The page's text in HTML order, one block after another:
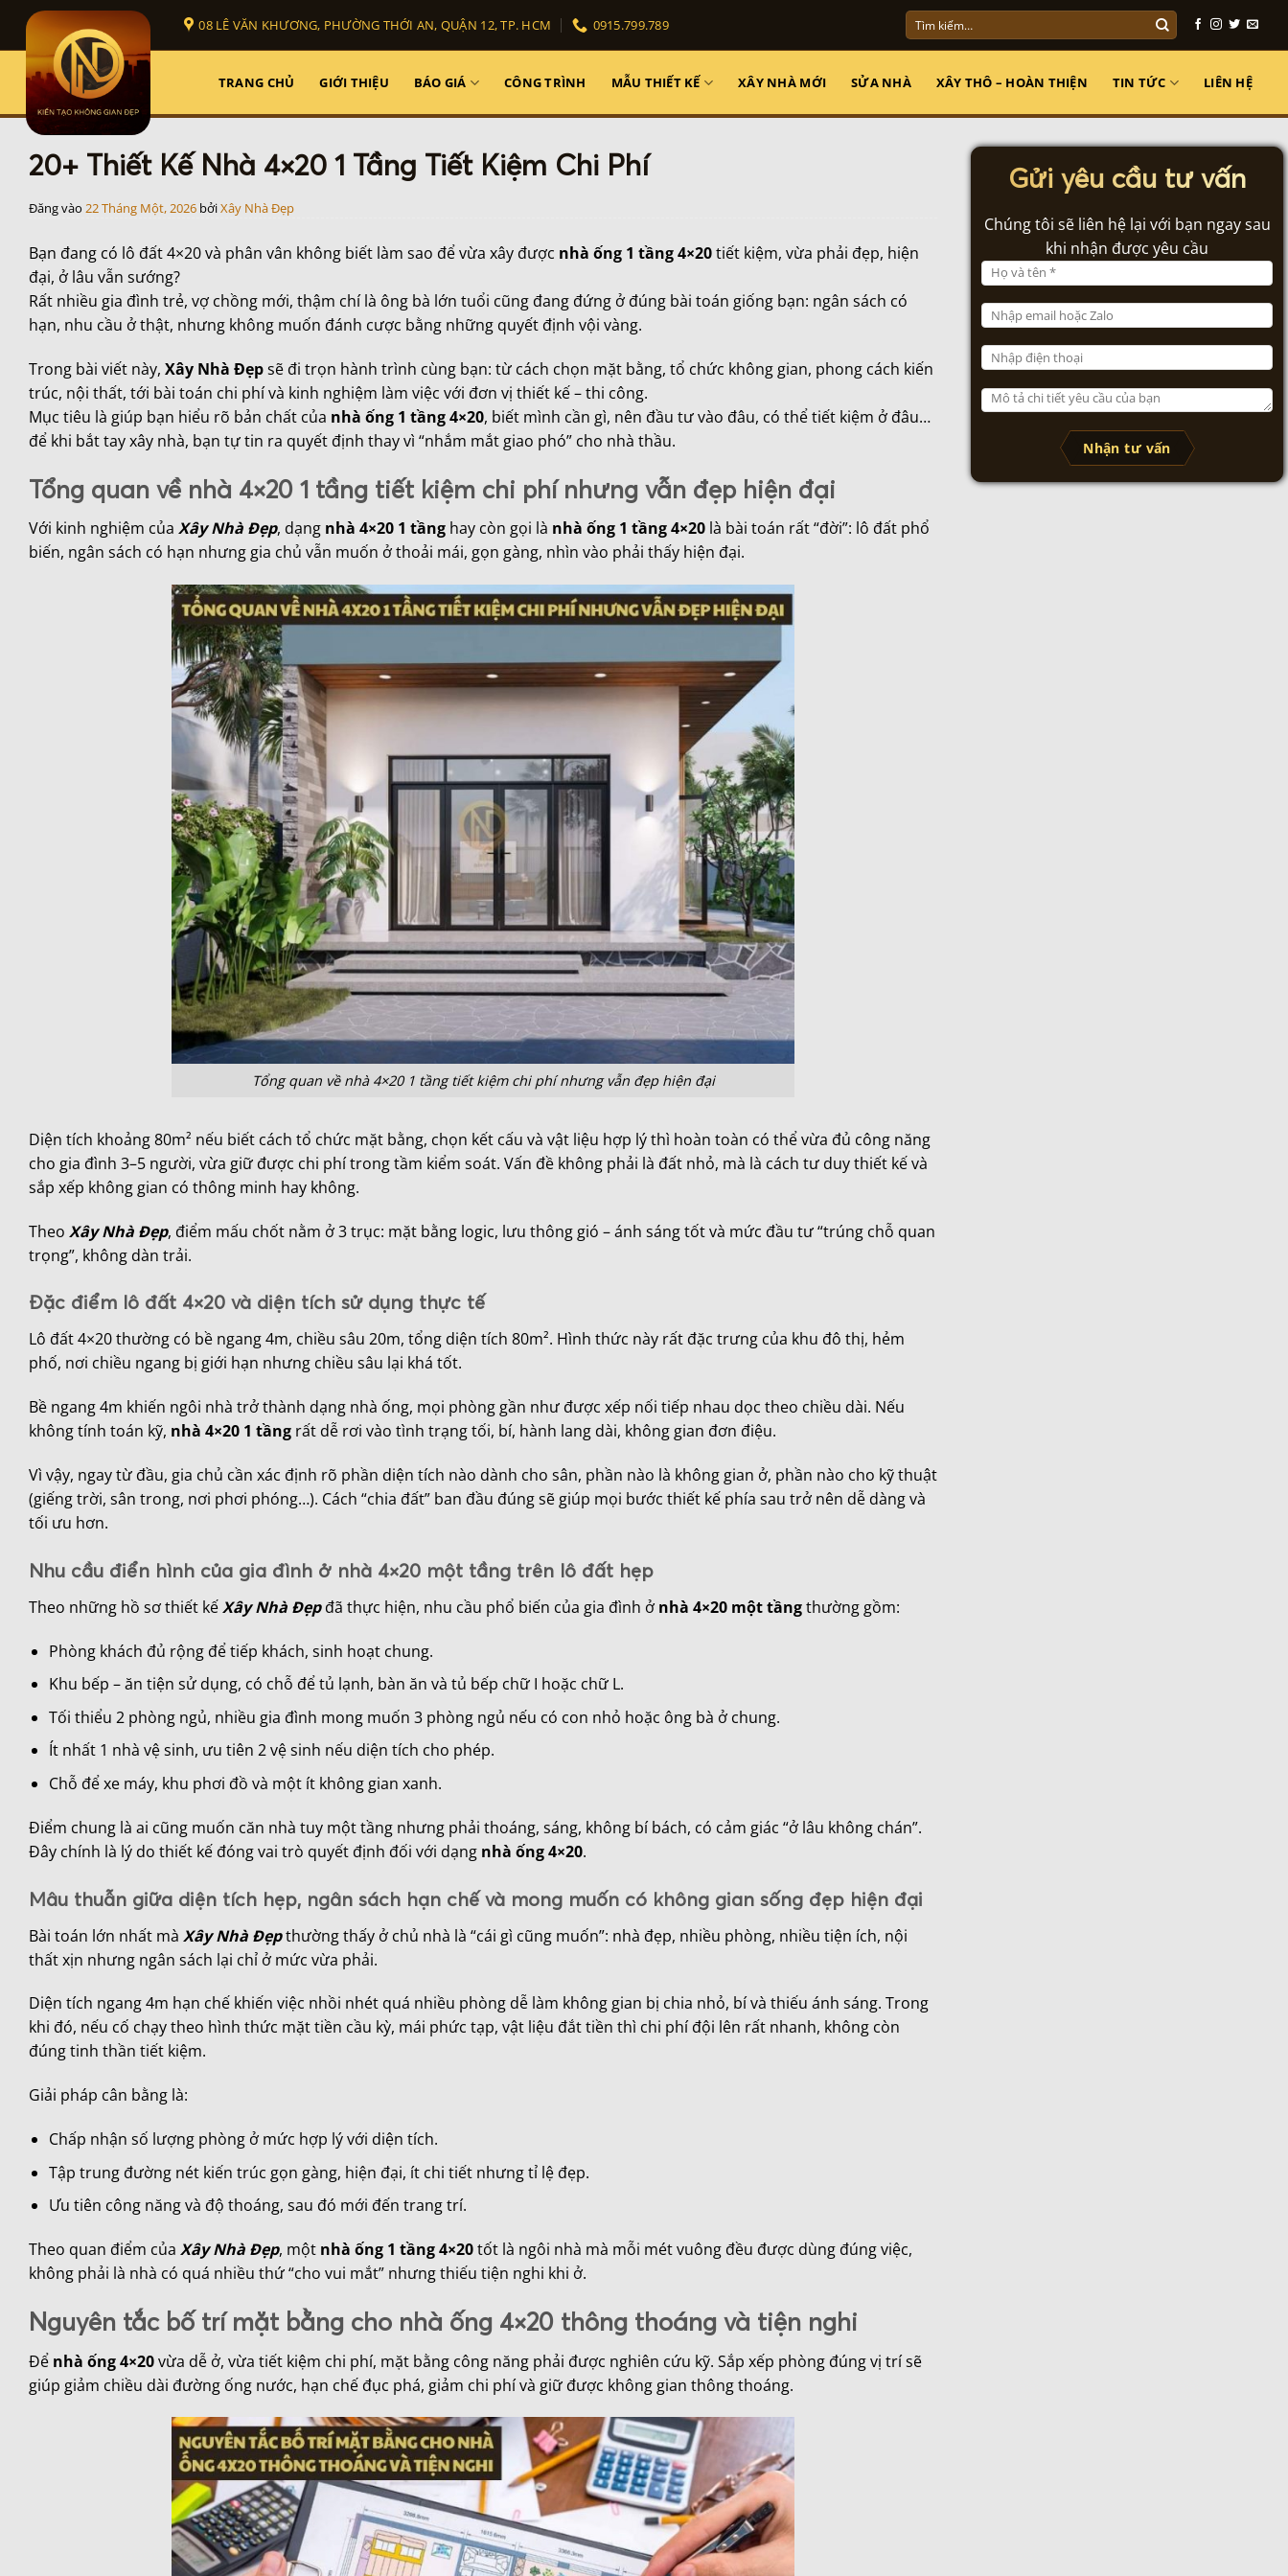
qua
dung
08 LÊ VĂN KHƯƠNG, PHƯỜNG THỚI AN, QUẬN 12, TP. HCM 0915.799.789
Tìm
kiếm:
TRANG CHỦ GIỚI THIỆU BÁO GIÁ CÔNG TRÌNH MẪU THIẾT KẾ XÂY NHÀ MỚI SỬA NHÀ XÂY THÔ – HOÀN THIỆN TIN TỨC LIÊN HỆ
20+ Thiết Kế Nhà 4×20 1 Tầng Tiết Kiệm Chi Phí
Đăng vào 22 Tháng Một, 2026 bởiXây Nhà Đẹp
Bạn đang có lô đất 4×20 và phân vân không biết làm sao để vừa xây được nhà ống 1 tầng 4×20tiết kiệm, vừa phải đẹp, hiện
đại, ở lâu vẫn sướng?
Rất nhiều gia đình trẻ, vợ chồng mới, thậm chí là ông bà lớn tuổi cũng đang đứng ở đúng bài toán giống bạn: ngân sách có
hạn, nhu cầu ở thật, nhưng không muốn đánh cược bằng những quyết định vội vàng.
Trong bài viết này, Xây Nhà Đẹpsẽ đi trọn hành trình cùng bạn: từ cách chọn mặt bằng, tổ chức không gian, phong cách kiến
trúc, nội thất, tới bài toán chi phí và kinh nghiệm làm việc với đơn vị thiết kế – thi công.
Mục tiêu là giúp bạn hiểu rõ bản chất của nhà ống 1 tầng 4×20, biết mình cần gì, nên đầu tư vào đâu, có thể tiết kiệm ở đâu…
để khi bắt tay xây nhà, bạn tự tin ra quyết định thay vì “nhắm mắt giao phó” cho nhà thầu.
Tổng quan về nhà 4×20 1 tầng tiết kiệm chi phí nhưng vẫn đẹp hiện đại
Với kinh nghiệm của Xây Nhà Đẹp, dạng nhà 4×20 1 tầng hay còn gọi là nhà ống 1 tầng 4×20 là bài toán rất “đời”: lô đất phổ
biến, ngân sách có hạn nhưng gia chủ vẫn muốn ở thoải mái, gọn gàng, nhìn vào phải thấy hiện đại.
Tổng quan về nhà 4×20 1 tầng tiết kiệm chi phí nhưng vẫn đẹp hiện đại
Diện tích khoảng 80m² nếu biết cách tổ chức mặt bằng, chọn kết cấu và vật liệu hợp lý thì hoàn toàn có thể vừa đủ công năng
cho gia đình 3–5 người, vừa giữ được chi phí trong tầm kiểm soát. Vấn đề không phải là đất nhỏ, mà là cách tư duy thiết kế và
sắp xếp không gian có thông minh hay không.
Theo Xây Nhà Đẹp, điểm mấu chốt nằm ở 3 trục: mặt bằng logic, lưu thông gió – ánh sáng tốt và mức đầu tư “trúng chỗ quan
trọng”, không dàn trải.
Đặc điểm lô đất 4×20 và diện tích sử dụng thực tế
Lô đất 4×20 thường có bề ngang 4m, chiều sâu 20m, tổng diện tích 80m². Hình thức này rất đặc trưng của khu đô thị, hẻm
phố, nơi chiều ngang bị giới hạn nhưng chiều sâu lại khá tốt.
Bề ngang 4m khiến ngôi nhà trở thành dạng nhà ống, mọi phòng gần như được xếp nối tiếp nhau dọc theo chiều dài. Nếu
không tính toán kỹ, nhà 4×20 1 tầng rất dễ rơi vào tình trạng tối, bí, hành lang dài, không gian đơn điệu.
Vì vậy, ngay từ đầu, gia chủ cần xác định rõ phần diện tích nào dành cho sân, phần nào là không gian ở, phần nào cho kỹ thuật
(giếng trời, sân trong, nơi phơi phóng…). Cách “chia đất” ban đầu đúng sẽ giúp mọi bước thiết kế phía sau trở nên dễ dàng và
tối ưu hơn.
Nhu cầu điển hình của gia đình ở nhà 4×20 một tầng trên lô đất hẹp
Theo những hồ sơ thiết kếXây Nhà Đẹpđã thực hiện, nhu cầu phổ biến của gia đình ở nhà 4×20 một tầngthường gồm:
Phòng khách đủ rộng để tiếp khách, sinh hoạt chung.
Khu bếp – ăn tiện sử dụng, có chỗ để tủ lạnh, bàn ăn và tủ bếp chữ I hoặc chữ L.
Tối thiểu 2 phòng ngủ, nhiều gia đình mong muốn 3 phòng ngủ nếu có con nhỏ hoặc ông bà ở chung.
Ít nhất 1 nhà vệ sinh, ưu tiên 2 vệ sinh nếu diện tích cho phép.
Chỗ để xe máy, khu phơi đồ và một ít không gian xanh.
Điểm chung là ai cũng muốn căn nhà tuy một tầng nhưng phải thoáng, sáng, không bí bách, có cảm giác “ở lâu không chán”.
Đây chính là lý do thiết kế đóng vai trò quyết định đối với dạng nhà ống 4×20.
Mâu thuẫn giữa diện tích hẹp, ngân sách hạn chế và mong muốn có không gian sống đẹp hiện đại
Bài toán lớn nhất mà Xây Nhà Đẹpthường thấy ở chủ nhà là “cái gì cũng muốn”: nhà đẹp, nhiều phòng, nhiều tiện ích, nội
thất xịn nhưng ngân sách lại chỉ ở mức vừa phải.
Diện tích ngang 4m hạn chế khiến việc nhồi nhét quá nhiều phòng dễ làm không gian bị chia nhỏ, bí và thiếu ánh sáng. Trong
khi đó, nếu cố chạy theo hình thức mặt tiền cầu kỳ, mái phức tạp, vật liệu đắt tiền thì chi phí đội lên rất nhanh, không còn
đúng tinh thần tiết kiệm.
Giải pháp cân bằng là:
Chấp nhận số lượng phòng ở mức hợp lý với diện tích.
Tập trung đường nét kiến trúc gọn gàng, hiện đại, ít chi tiết nhưng tỉ lệ đẹp.
Ưu tiên công năng và độ thoáng, sau đó mới đến trang trí.
Theo quan điểm của Xây Nhà Đẹp, một nhà ống 1 tầng 4×20tốt là ngôi nhà mà mỗi mét vuông đều được dùng đúng việc,
không phải là nhà có quá nhiều thứ “cho vui mắt” nhưng thiếu tiện nghi khi ở.
Nguyên tắc bố trí mặt bằng cho nhà ống 4×20 thông thoáng và tiện nghi
Để nhà ống 4×20vừa dễ ở, vừa tiết kiệm chi phí, mặt bằng công năng phải được nghiên cứu kỹ. Sắp xếp phòng đúng vị trí sẽ
giúp giảm chiều dài đường ống nước, hạn chế đục phá, giảm chi phí và giữ được không gian thông thoáng.
Gửi yêu cầu tư vấn
Chúng tôi sẽ liên hệ lại với bạn ngay sau
khi nhận được yêu cầu
Nhận tư vấn